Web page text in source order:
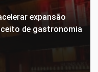
expansão
de gastronomia